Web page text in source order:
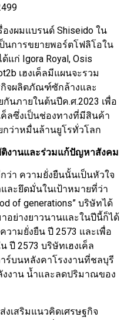
งผมแบรนด์ Shiseido ใน
นการขยายพอร์ตโฟลิโอใน
แก่ Igora Royal, Osis
เฮงเค็ลมีแผนจะรวม
จผลิตภัณฑ์ซักล้างและ
นภายในต้นปีค.ศ.2023 เพื่อ
ค็ลซึ่งเป็นช่องทางที่มีสินค้า
ว่าหมื่นล้านยูโรทั่วโลก
งานและร่วมแก้ปัญหาสังคม
ว่า ความยั่งยืนนั้นเป็นหัวใจ
ละยึดมั่นในเป้าหมายที่ว่า
of generations” บริษัทได้
อย่างยาวนานและในปีนี้ก็ได้
วามยั่งยืน ปี 2573 และเพื่อ
ปี 2573 บริษัทเฮงเค็ล
ร์บนหลังคาโรงงานที่ชลบุรี
งาน น้ำและลดปริมาณของ
งเสริมแนวคิดเศรษฐกิจ